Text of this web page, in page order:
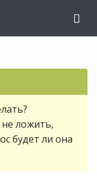
ложить,
будет ли она